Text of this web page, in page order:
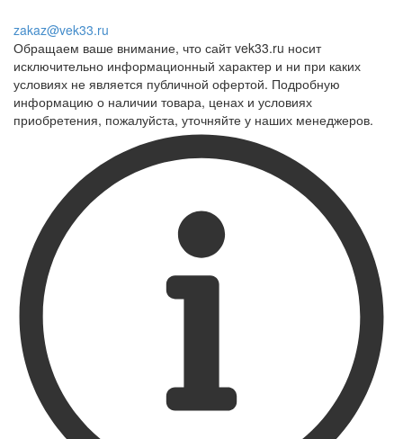
zakaz@vek33.ru
Обращаем ваше внимание, что сайт vek33.ru носит
исключительно информационный характер и ни при каких
условиях не является публичной офертой. Подробную
информацию о наличии товара, ценах и условиях
приобретения, пожалуйста, уточняйте у наших менеджеров.